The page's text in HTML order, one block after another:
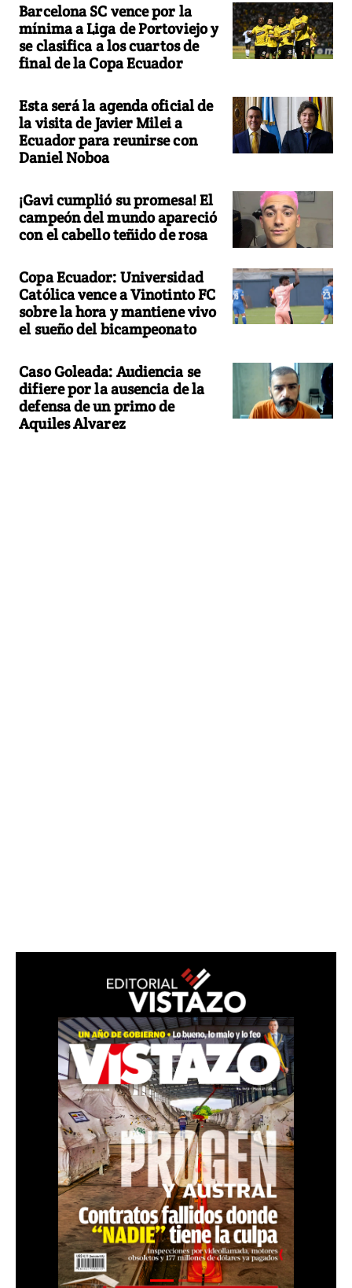
Barcelona SC vence por la
mínima a Liga de Portoviejo y
se clasifica a los cuartos de
final de la Copa Ecuador
Esta será la agenda oficial de
la visita de Javier Milei a
Ecuador para reunirse con
Daniel Noboa
¡Gavi cumplió su promesa! El
campeón del mundo apareció
con el cabello teñido de rosa
Copa Ecuador: Universidad
Católica vence a Vinotinto FC
sobre la hora y mantiene vivo
el sueño del bicampeonato
Caso Goleada: Audiencia se
difiere por la ausencia de la
defensa de un primo de
Aquiles Alvarez